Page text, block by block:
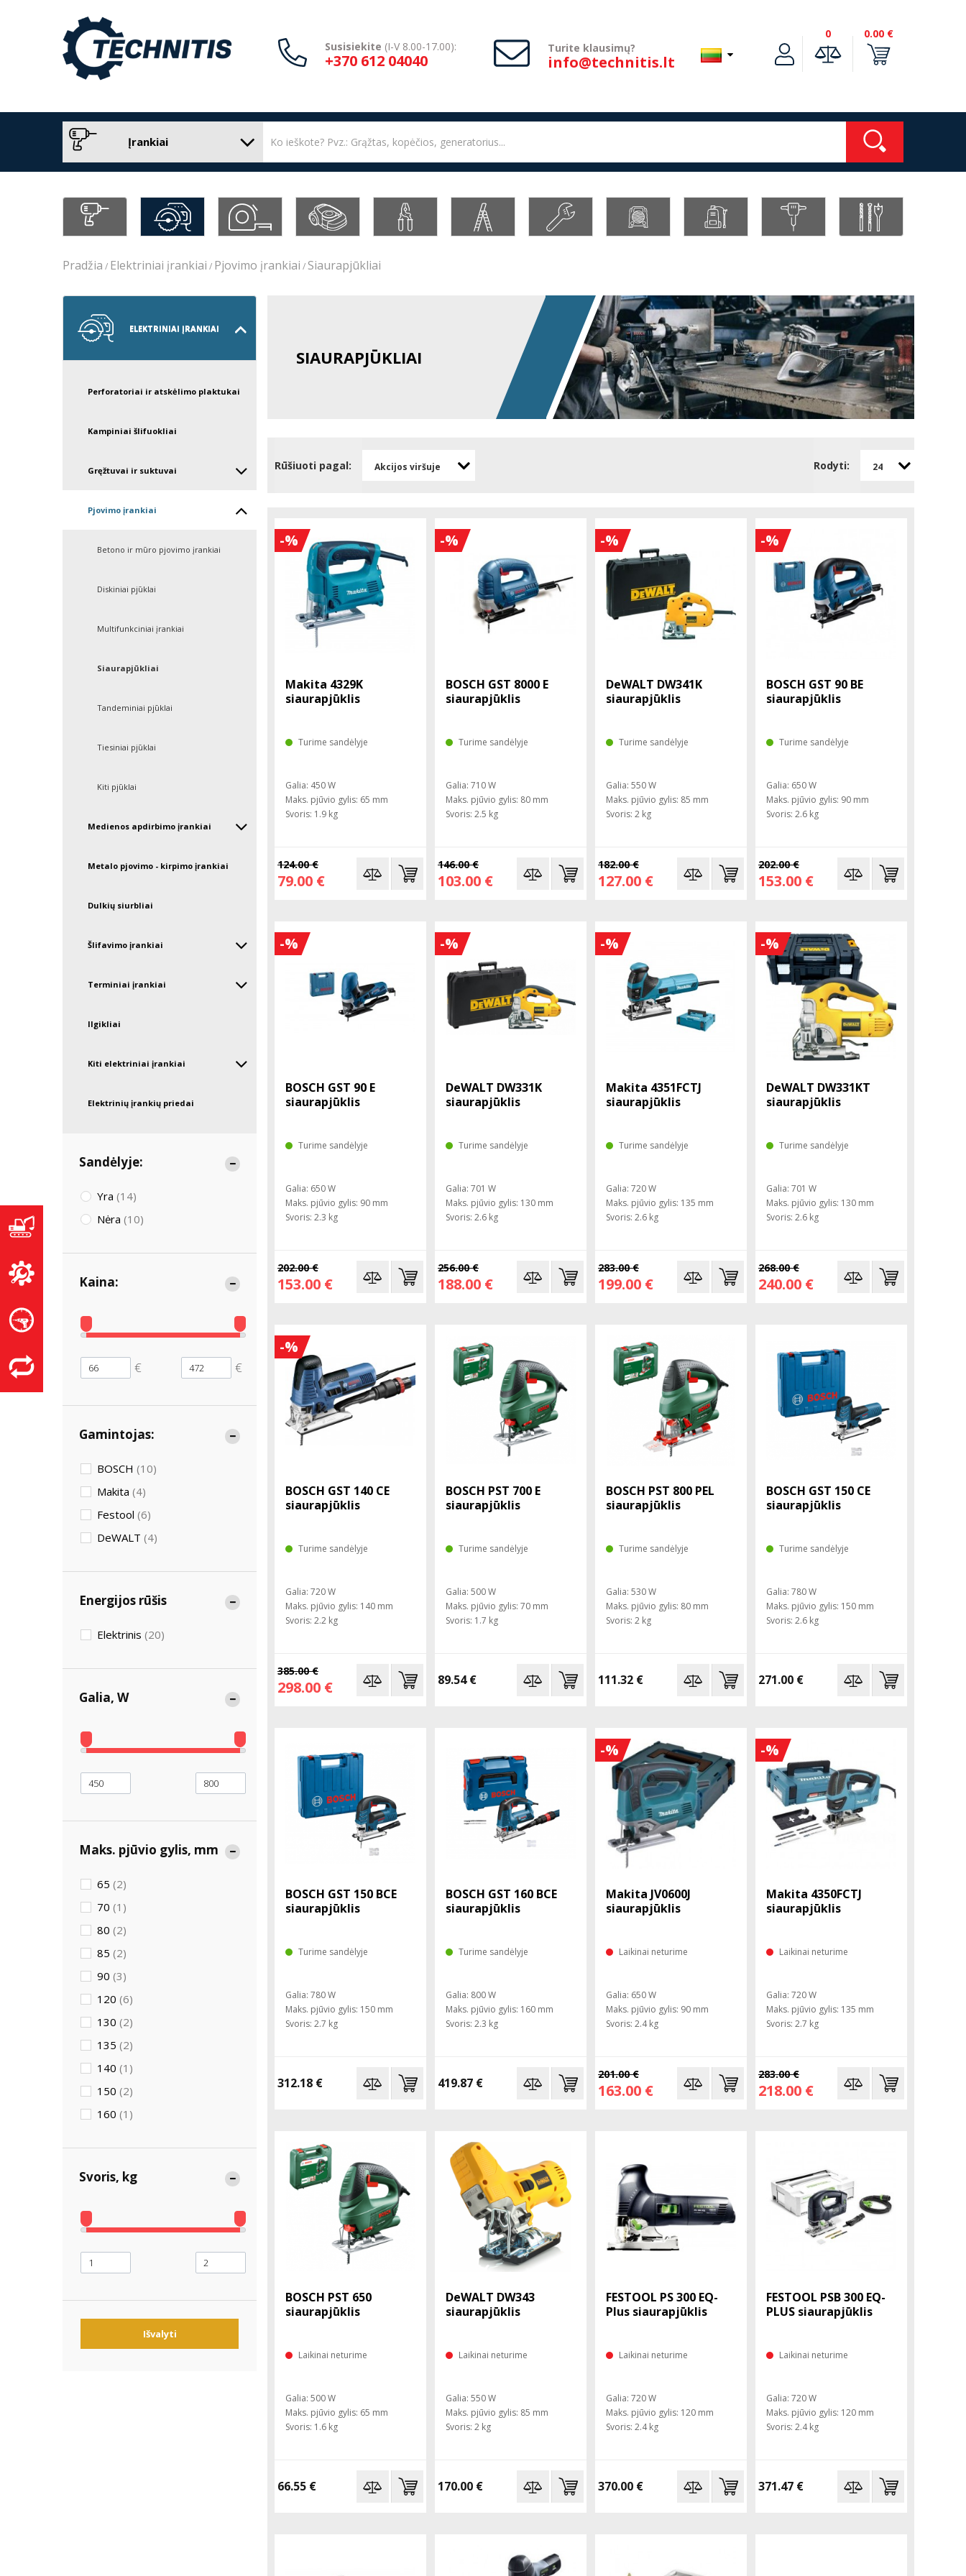
Susisiekite (I-V 8.00-17.00):
+370 612 04040
Turite klausimų?
info@technitis.lt
0 0.00 €
Įrankiai
Pradžia Elektriniai įrankiai Pjovimo įrankiai Siaurapjūkliai
ELEKTRINIAI ĮRANKIAI
Perforatoriai ir atskėlimo plaktukai
Kampiniai šlifuokliai
Gręžtuvai ir suktuvai
Pjovimo įrankiai
Betono ir mūro pjovimo įrankiai
Diskiniai pjūklai
Multifunkciniai įrankiai
Siaurapjūkliai
Tandeminiai pjūklai
Tiesiniai pjūklai
Kiti pjūklai
Medienos apdirbimo įrankiai
Metalo pjovimo - kirpimo įrankiai
Dulkių siurbliai
Šlifavimo įrankiai
Terminiai įrankiai
Ilgikliai
Kiti elektriniai įrankiai
Elektrinių įrankių priedai
Sandėlyje:
Yra (14)
Nėra (10)
Kaina:
€ €
Gamintojas:
BOSCH (10)
Makita (4)
Festool (6)
DeWALT (4)
Energijos rūšis
Elektrinis (20)
Galia, W
Maks. pjūvio gylis, mm
65 (2)
70 (1)
80 (2)
85 (2)
90 (3)
120 (6)
130 (2)
135 (2)
140 (1)
150 (2)
160 (1)
Svoris, kg
Išvalyti
SIAURAPJŪKLIAI
Rūšiuoti pagal: Akcijos viršuje Rodyti: 24
-%
Makita 4329K
siaurapjūklis
Turime sandėlyje
Galia: 450 W
Maks. pjūvio gylis: 65 mm
Svoris: 1.9 kg
124.00 €
79.00 €
-%
BOSCH GST 8000 E
siaurapjūklis
Turime sandėlyje
Galia: 710 W
Maks. pjūvio gylis: 80 mm
Svoris: 2.5 kg
146.00 €
103.00 €
-%
DeWALT DW341K
siaurapjūklis
Turime sandėlyje
Galia: 550 W
Maks. pjūvio gylis: 85 mm
Svoris: 2 kg
182.00 €
127.00 €
-%
BOSCH GST 90 BE
siaurapjūklis
Turime sandėlyje
Galia: 650 W
Maks. pjūvio gylis: 90 mm
Svoris: 2.6 kg
202.00 €
153.00 €
-%
BOSCH GST 90 E
siaurapjūklis
Turime sandėlyje
Galia: 650 W
Maks. pjūvio gylis: 90 mm
Svoris: 2.3 kg
202.00 €
153.00 €
-%
DeWALT DW331K
siaurapjūklis
Turime sandėlyje
Galia: 701 W
Maks. pjūvio gylis: 130 mm
Svoris: 2.6 kg
256.00 €
188.00 €
-%
Makita 4351FCTJ
siaurapjūklis
Turime sandėlyje
Galia: 720 W
Maks. pjūvio gylis: 135 mm
Svoris: 2.6 kg
283.00 €
199.00 €
-%
DeWALT DW331KT
siaurapjūklis
Turime sandėlyje
Galia: 701 W
Maks. pjūvio gylis: 130 mm
Svoris: 2.6 kg
268.00 €
240.00 €
-%
BOSCH GST 140 CE
siaurapjūklis
Turime sandėlyje
Galia: 720 W
Maks. pjūvio gylis: 140 mm
Svoris: 2.2 kg
385.00 €
298.00 €
BOSCH PST 700 E
siaurapjūklis
Turime sandėlyje
Galia: 500 W
Maks. pjūvio gylis: 70 mm
Svoris: 1.7 kg
89.54 €
BOSCH PST 800 PEL
siaurapjūklis
Turime sandėlyje
Galia: 530 W
Maks. pjūvio gylis: 80 mm
Svoris: 2 kg
111.32 €
BOSCH GST 150 CE
siaurapjūklis
Turime sandėlyje
Galia: 780 W
Maks. pjūvio gylis: 150 mm
Svoris: 2.6 kg
271.00 €
BOSCH GST 150 BCE
siaurapjūklis
Turime sandėlyje
Galia: 780 W
Maks. pjūvio gylis: 150 mm
Svoris: 2.7 kg
312.18 €
BOSCH GST 160 BCE
siaurapjūklis
Turime sandėlyje
Galia: 800 W
Maks. pjūvio gylis: 160 mm
Svoris: 2.3 kg
419.87 €
-%
Makita JV0600J
siaurapjūklis
Laikinai neturime
Galia: 650 W
Maks. pjūvio gylis: 90 mm
Svoris: 2.4 kg
201.00 €
163.00 €
-%
Makita 4350FCTJ
siaurapjūklis
Laikinai neturime
Galia: 720 W
Maks. pjūvio gylis: 135 mm
Svoris: 2.7 kg
283.00 €
218.00 €
BOSCH PST 650
siaurapjūklis
Laikinai neturime
Galia: 500 W
Maks. pjūvio gylis: 65 mm
Svoris: 1.6 kg
66.55 €
DeWALT DW343
siaurapjūklis
Laikinai neturime
Galia: 550 W
Maks. pjūvio gylis: 85 mm
Svoris: 2 kg
170.00 €
FESTOOL PS 300 EQ-
Plus siaurapjūklis
Laikinai neturime
Galia: 720 W
Maks. pjūvio gylis: 120 mm
Svoris: 2.4 kg
370.00 €
FESTOOL PSB 300 EQ-
PLUS siaurapjūklis
Laikinai neturime
Galia: 720 W
Maks. pjūvio gylis: 120 mm
Svoris: 2.4 kg
371.47 €